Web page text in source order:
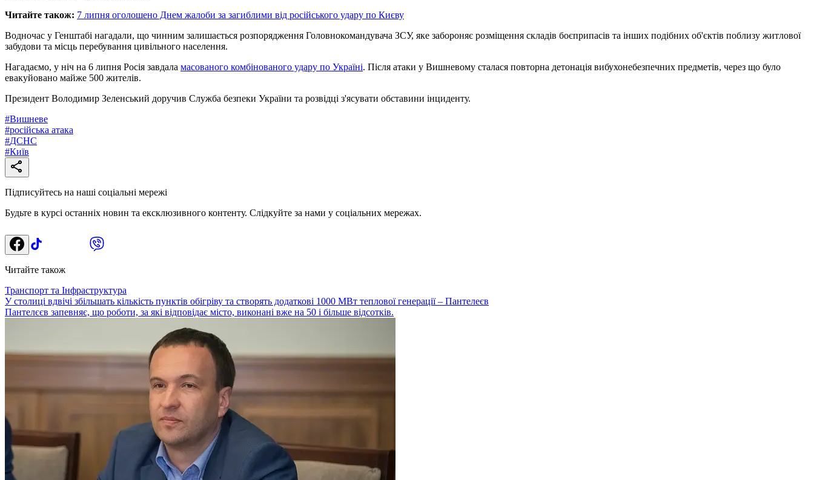
Читайте також: 7 липня оголошено Днем жалоби за загиблими від російського удару по Києву
Водночас у Генштабі нагадали, що чинним залишається розпорядження Головнокомандувача ЗСУ, яке забороняє розміщення складів боєприпасів та інших подібних об'єктів поблизу житлової
забудови та місць перебування цивільного населення.
Нагадаємо, у ніч на 6 липня Росія завдала масованого комбінованого удару по Україні. Після атаки у Вишневому сталася повторна детонація вибухонебезпечних предметів, через що було
евакуйовано майже 500 жителів.
Президент Володимир Зеленський доручив Служба безпеки України та розвідці з'ясувати обставини інциденту.
#Вишневе
#російська атака
#ДСНС
#Київ
Підписуйтесь на наші соціальні мережі
Будьте в курсі останніх новин та ексклюзивного контенту. Слідкуйте за нами у соціальних мережах.
Читайте також
Транспорт та Інфраструктура
У столиці вдвічі збільшать кількість пунктів обігріву та створять додаткові 1000 МВт теплової генерації – Пантелеєв
Пантелєєв запевняє, що роботи, за які відповідає місто, виконані вже на 50 і більше відсотків.